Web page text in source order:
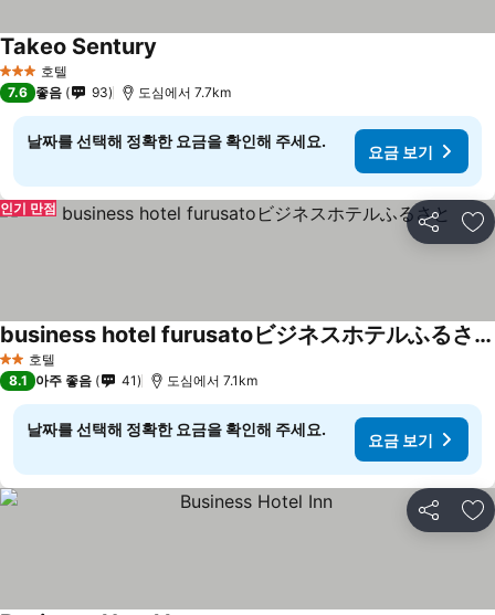
3 성급 호텔
Takeo Sentury
7.6 좋음 93 도심에서 7.7km
날짜를 선택해 정확한 요금을 확인해 주세요.
요금 보기
공유 즐
인기 만점
2 성급호텔
business hotel furusatoビジネスホテルふるさと
8.1 아주 좋음 41 도심에서 7.1km
날짜를 선택해 정확한 요금을 확인해 주세요.
요금 보기
공유 즐